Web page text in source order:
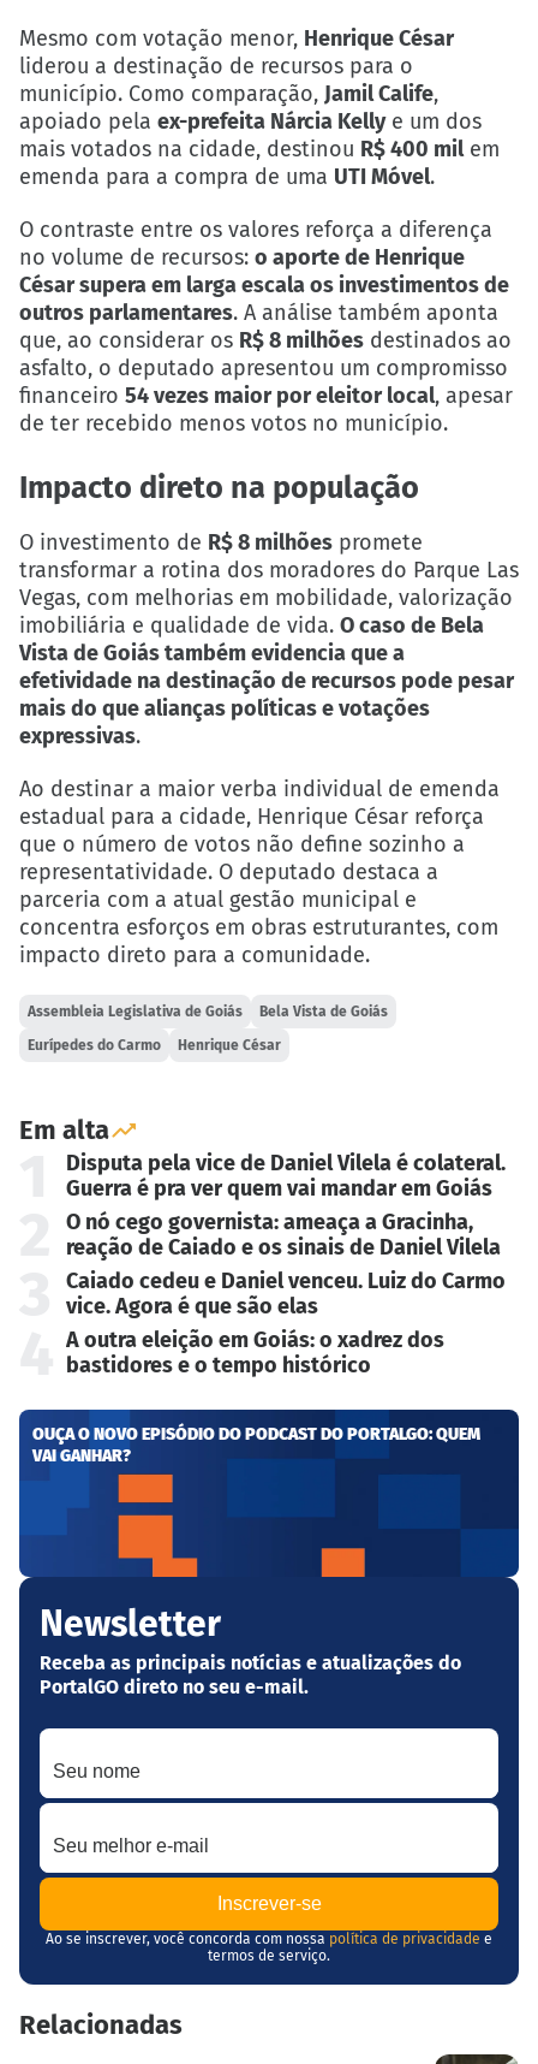
Mesmo com votação menor, Henrique César
liderou a destinação de recursos para o
município. Como comparação, Jamil Calife,
apoiado pela ex-prefeita Nárcia Kellye um dos
mais votados na cidade, destinou R$ 400 milem
emenda para a compra de uma UTI Móvel.
O contraste entre os valores reforça a diferença
no volume de recursos: o aporte de Henrique
César supera em larga escala os investimentos de
outros parlamentares. A análise também aponta
que, ao considerar os R$ 8 milhões destinados ao
asfalto, o deputado apresentou um compromisso
financeiro 54 vezes maior por eleitor local, apesar
de ter recebido menos votos no município.
Impacto direto na população
O investimento de R$ 8 milhões promete
transformar a rotina dos moradores do Parque Las
Vegas, com melhorias em mobilidade, valorização
imobiliária e qualidade de vida. O caso de Bela
Vista de Goiás também evidencia que a
efetividade na destinação de recursos pode pesar
mais do que alianças políticas e votações
expressivas.
Ao destinar a maior verba individual de emenda
estadual para a cidade, Henrique César reforça
que o número de votos não define sozinho a
representatividade. O deputado destaca a
parceria com a atual gestão municipal e
concentra esforços em obras estruturantes, com
impacto direto para a comunidade.
Assembleia Legislativa de Goiás Bela Vista de Goiás
Eurípedes do Carmo Henrique César
Em alta
Disputa pela vice de Daniel Vilela é colateral.
Guerra é pra ver quem vai mandar em Goiás
O nó cego governista: ameaça a Gracinha,
reação de Caiado e os sinais de Daniel Vilela
Caiado cedeu e Daniel venceu. Luiz do Carmo
vice. Agora é que são elas
A outra eleição em Goiás: o xadrez dos
bastidores e o tempo histórico
OUÇA O NOVO EPISÓDIO DO PODCAST DO PORTALGO: QUEM
VAI GANHAR?
Newsletter
Receba as principais notícias e atualizações do
PortalGO direto no seu e-mail.
Seu nome
Seu melhor e-mail
Ao se inscrever, você concorda com nossa política de privacidade e
termos de serviço.
Relacionadas